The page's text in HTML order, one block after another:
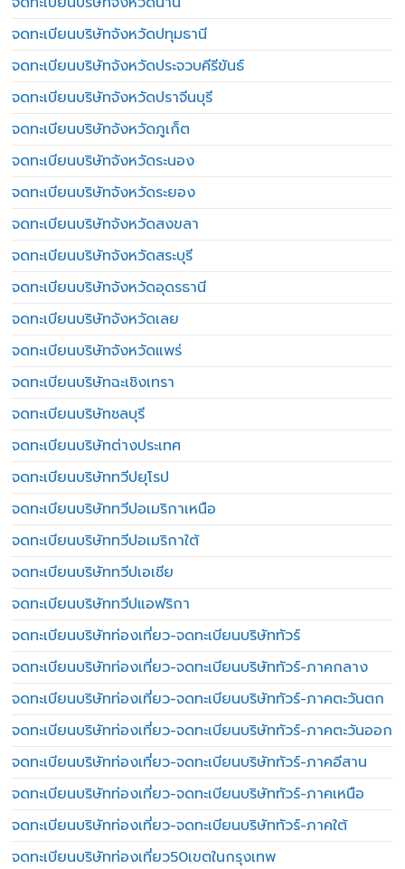
จดทะเบียนบริษัทจังหวัดปทุมธานี
จดทะเบียนบริษัทจังหวัดประจวบคีรีขันธ์
จดทะเบียนบริษัทจังหวัดปราจีนบุรี
จดทะเบียนบริษัทจังหวัดภูเก็ต
จดทะเบียนบริษัทจังหวัดระนอง
จดทะเบียนบริษัทจังหวัดระยอง
จดทะเบียนบริษัทจังหวัดสงขลา
จดทะเบียนบริษัทจังหวัดสระบุรี
จดทะเบียนบริษัทจังหวัดอุดรธานี
จดทะเบียนบริษัทจังหวัดเลย
จดทะเบียนบริษัทจังหวัดแพร่
จดทะเบียนบริษัทฉะเชิงเทรา
จดทะเบียนบริษัทชลบุรี
จดทะเบียนบริษัทต่างประเทศ
จดทะเบียนบริษัททวีปยุโรป
จดทะเบียนบริษัททวีปอเมริกาเหนือ
จดทะเบียนบริษัททวีปอเมริกาใต้
จดทะเบียนบริษัททวีปเอเชีย
จดทะเบียนบริษัททวีปแอฟริกา
จดทะเบียนบริษัทท่องเที่ยว-จดทะเบียนบริษัททัวร์
จดทะเบียนบริษัทท่องเที่ยว-จดทะเบียนบริษัททัวร์-ภาคกลาง
จดทะเบียนบริษัทท่องเที่ยว-จดทะเบียนบริษัททัวร์-ภาคตะวันตก
จดทะเบียนบริษัทท่องเที่ยว-จดทะเบียนบริษัททัวร์-ภาคตะวันออก
จดทะเบียนบริษัทท่องเที่ยว-จดทะเบียนบริษัททัวร์-ภาคอีสาน
จดทะเบียนบริษัทท่องเที่ยว-จดทะเบียนบริษัททัวร์-ภาคเหนือ
จดทะเบียนบริษัทท่องเที่ยว-จดทะเบียนบริษัททัวร์-ภาคใต้
จดทะเบียนบริษัทท่องเที่ยว50เขตในกรุงเทพ